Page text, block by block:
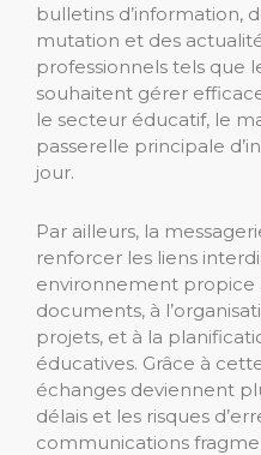
bulletins d’information,
mutation et des
professionnels tels que
souhaitent gérer
le secteur éducatif, le
passerelle principale
jour.
Par ailleurs, la
renforcer les liens
environnement propice
documents, à
projets, et à la
éducatives. Grâce à
échanges deviennent
délais et les risques
communications